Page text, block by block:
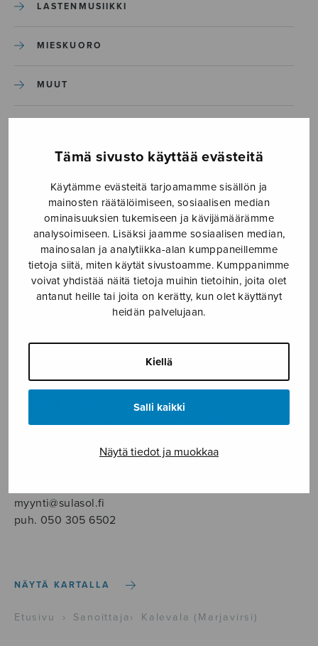
Tämä sivusto käyttää evästeitä
Käytämme evästeitä tarjoamamme sisällön ja
mainosten räätälöimiseen, sosiaalisen median
ominaisuuksien tukemiseen ja kävijämäärämme
analysoimiseen. Lisäksi jaamme sosiaalisen median,
mainosalan ja analytiikka-alan kumppaneillemme
tietoja siitä, miten käytät sivustoamme. Kumppanimme
voivat yhdistää näitä tietoja muihin tietoihin, joita olet
antanut heille tai joita on kerätty, kun olet käyttänyt
heidän palvelujaan.
Kiellä
Salli kaikki
Näytä tiedot ja muokkaa
LASTENMUSIIKKI
MIESKUORO
MUUT
SEKAKUORO
SOITINKOULUT JA OPPAAT
SOITINMUSIIKKI
YKSINLAULU
Sulasol nuottikauppa
ma–pe klo 10–16 tai sopimuksen mukaan
Tallberginkatu 1 B, 1,5 krs.
myynti@sulasol.fi
puh. 050 305 6502
NÄYTÄ KARTALLA
Etusivu › Sanoittaja › Kalevala (Marjavirsi)